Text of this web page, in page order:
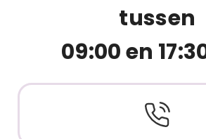
tussen
09:00 en